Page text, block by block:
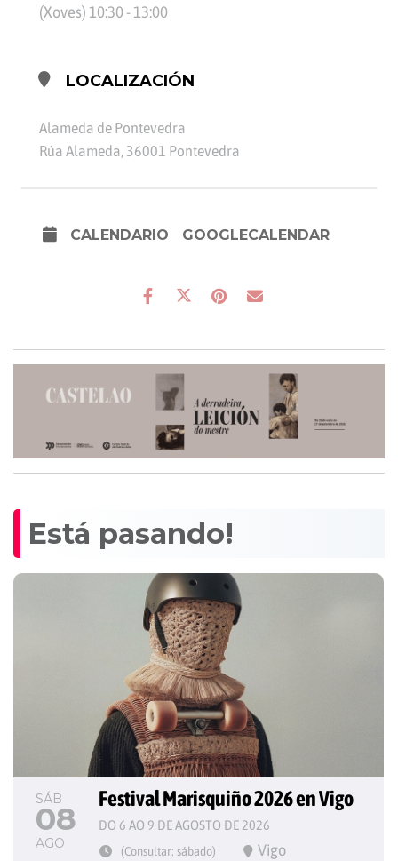
(Xoves) 10:30 - 13:00
LOCALIZACIÓN
Alameda de Pontevedra
Rúa Alameda, 36001 Pontevedra
CALENDARIO GOOGLECALENDAR
Está pasando!
SÁB
08
AGO
Festival Marisquiño 2026 en Vigo
DO 6 AO 9 DE AGOSTO DE 2026
(Consultar: sábado) Vigo